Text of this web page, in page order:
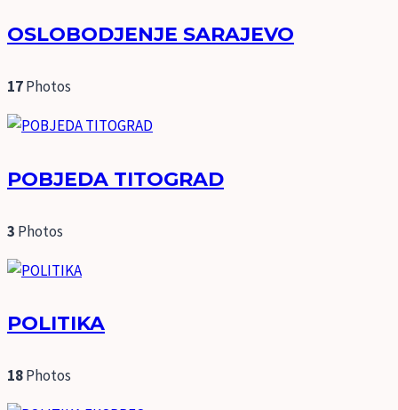
OSLOBODJENJE SARAJEVO
17Photos
POBJEDA TITOGRAD
3 Photos
POLITIKA
18Photos